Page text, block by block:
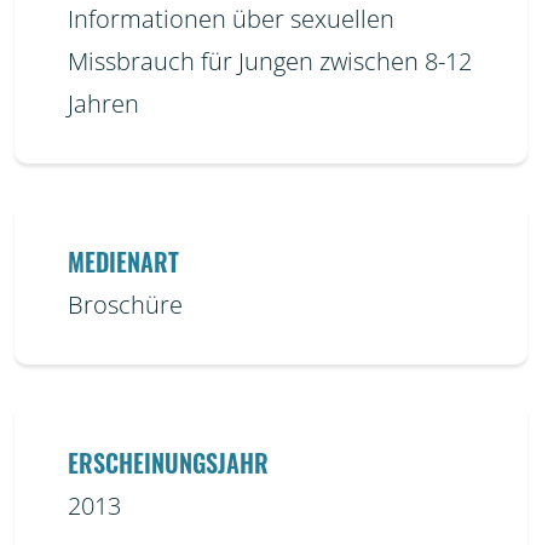
Informationen über sexuellen
Missbrauch für Jungen zwischen 8-12
Jahren
MEDIENART
Broschüre
ERSCHEINUNGSJAHR
2013